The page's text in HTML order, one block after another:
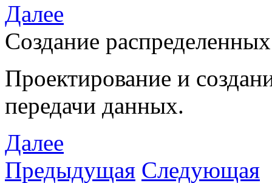
Далее
Создание
Проектирование и
передачи данных.
Далее
Предыдущая Следующая